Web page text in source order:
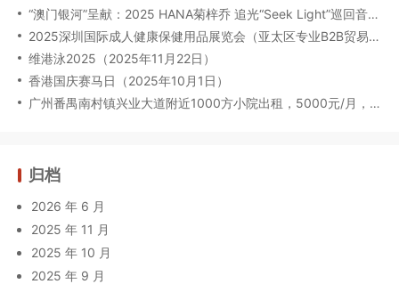
“澳门银河”呈献：2025 HANA菊梓乔 追光“Seek Light”巡回音乐会-澳门限定场（2025年9月27日）
2025深圳国际成人健康保健用品展览会（亚太区专业B2B贸易展）（2025年09月17-19日）
维港泳2025（2025年11月22日）
香港国庆赛马日（2025年10月1日）
广州番禺南村镇兴业大道附近1000方小院出租，5000元/月，8年年限，适合休闲养生娱乐会所
归档
2026 年 6 月
2025 年 11 月
2025 年 10 月
2025 年 9 月